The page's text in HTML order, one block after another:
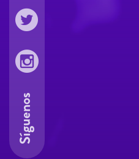
Síguenos